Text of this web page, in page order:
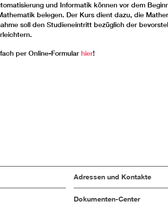
und Informatik können vor dem
belegen. Der Kurs dient dazu, die
soll den Studieneintritt bezüglich der
per Online-Formular hier!
Adressen und Kontakte
Dokumenten-Center